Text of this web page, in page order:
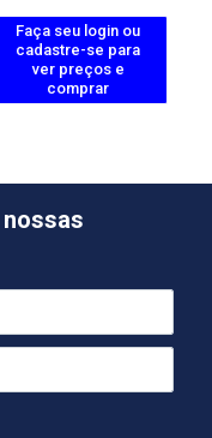
Faça seu login ou
cadastre-se para
ver preços e
comprar